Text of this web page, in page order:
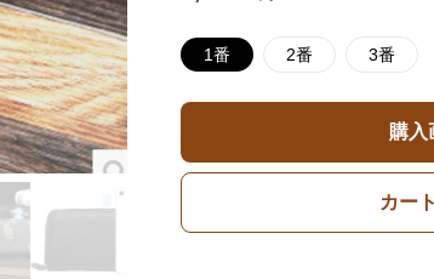
1番 2番 3番
購入
カー